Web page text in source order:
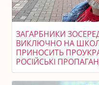
ЗАГАРБНИКИ
ВИКЛЮЧНО НА
ПРИНОСИТЬ
РОСІЙСЬКІ